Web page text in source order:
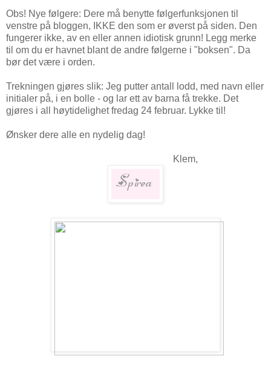
Obs! Nye følgere: Dere må benytte følgerfunksjonen til
venstre på bloggen, IKKE den som er øverst på siden. Den
fungerer ikke, av en eller annen idiotisk grunn! Legg merke
til om du er havnet blant de andre følgerne i "boksen". Da
bør det være i orden.
Trekningen gjøres slik: Jeg putter antall lodd, med navn eller
initialer på, i en bolle - og lar ett av barna få trekke. Det
gjøres i all høytidelighet fredag 24 februar. Lykke til!
Ønsker dere alle en nydelig dag!
Klem,